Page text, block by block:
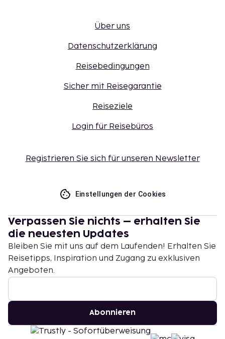
Über uns
Datenschutzerklärung
Reisebedingungen
Sicher mit Reisegarantie
Reiseziele
Login für Reisebüros
Registrieren Sie sich für unseren Newsletter
Einstellungen der Cookies
Verpassen Sie nichts – erhalten Sie
die neuesten Updates
Bleiben Sie mit uns auf dem Laufenden! Erhalten Sie
Reisetipps, Inspiration und Zugang zu exklusiven
Angeboten.
Abonnieren